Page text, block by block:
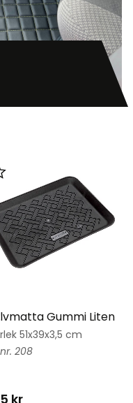
Gummi Liten
51x39x3,5 cm
208
kr
till i favoriter